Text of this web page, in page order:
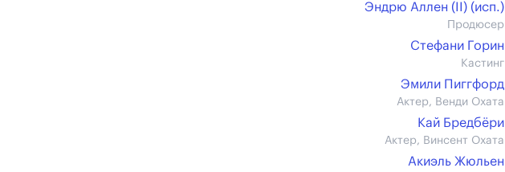
Эндрю Аллен (II) (иcп.)
Продюсер
Стефани Горин
Кастинг
Эмили Пиггфорд
Актер, Венди Охата
Кай Бредбёри
Актер, Винсент Охата
Акиэль Жюльен